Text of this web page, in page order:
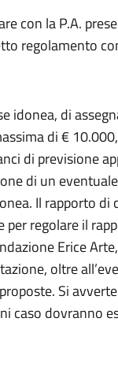
con la P.A.
regolamento
idonea, di
di €
di previsione
di un
Il rapporto di
regolare il
Erice
oltre
Si
caso dovranno